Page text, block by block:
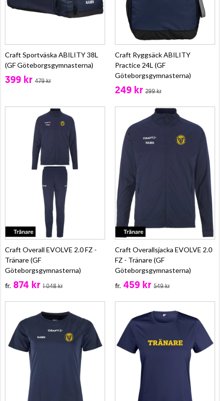
Craft Sportväska ABILITY 38L
(GF Göteborgsgymnasterna)
399 kr 479 kr
Craft Ryggsäck ABILITY
Practice 24L (GF
Göteborgsgymnasterna)
249 kr 299 kr
Craft Overall EVOLVE 2.0 FZ -
Tränare (GF
Göteborgsgymnasterna)
fr. 874 kr 1 048 kr
Craft Overallsjacka EVOLVE 2.0
FZ - Tränare (GF
Göteborgsgymnasterna)
fr. 459 kr 549 kr